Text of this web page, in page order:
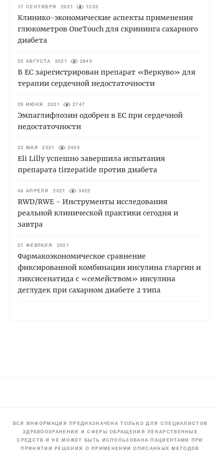
17 СЕНТЯБРЯ 2021 1233
Клинико-экономические аспекты применения
глюкометров OneTouch для скрининга сахарного
диабета
25 АВГУСТА 2021 2645
В ЕС зарегистрирован препарат «Веркуво» для
терапии сердечной недостаточности
26 ИЮНЯ 2021 2747
Эмпаглифлозин одобрен в ЕС при сердечной
недостаточности
22 МАЯ 2021 2405
Eli Lilly успешно завершила испытания
препарата tirzepatide против диабета
08 АПРЕЛЯ 2021 3422
RWD/RWE - Инструменты исследования
реальной клинической практики сегодня и
завтра
21 ФЕВРАЛЯ 2021
Фармакоэкономическое сравнение
фиксированной комбинации инсулина гларгин и
ликсисенатида с «семейством» инсулина
деглудек при сахарном диабете 2 типа
ВСЯ ИНФОРМАЦИЯ ПРЕДНАЗНАЧЕНА ТОЛЬКО ДЛЯ СПЕЦИАЛИСТОВ
ЗДРАВООХРАНЕНИЯ И СФЕРЫ ОБРАЩЕНИЯ ЛЕКАРСТВЕННЫХ
СРЕДСТВ И НЕ МОЖЕТ БЫТЬ ИСПОЛЬЗОВАНА ПАЦИЕНТАМИ ПРИ
ПРИНЯТИИ РЕШЕНИЯ О ПРИМЕНЕНИИ ОПИСАННЫХ МЕТОДОВ